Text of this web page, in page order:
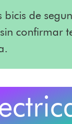
de
confirmar